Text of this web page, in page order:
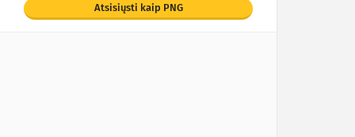
Atsisiųsti kaip PNG